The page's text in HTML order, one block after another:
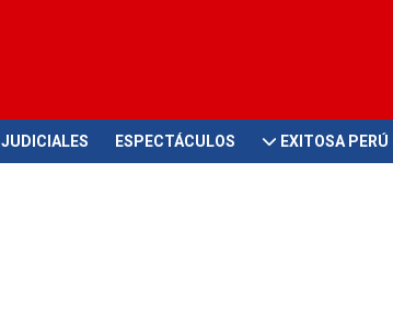
JUDICIALES ESPECTÁCULOS EXITOSA PERÚ